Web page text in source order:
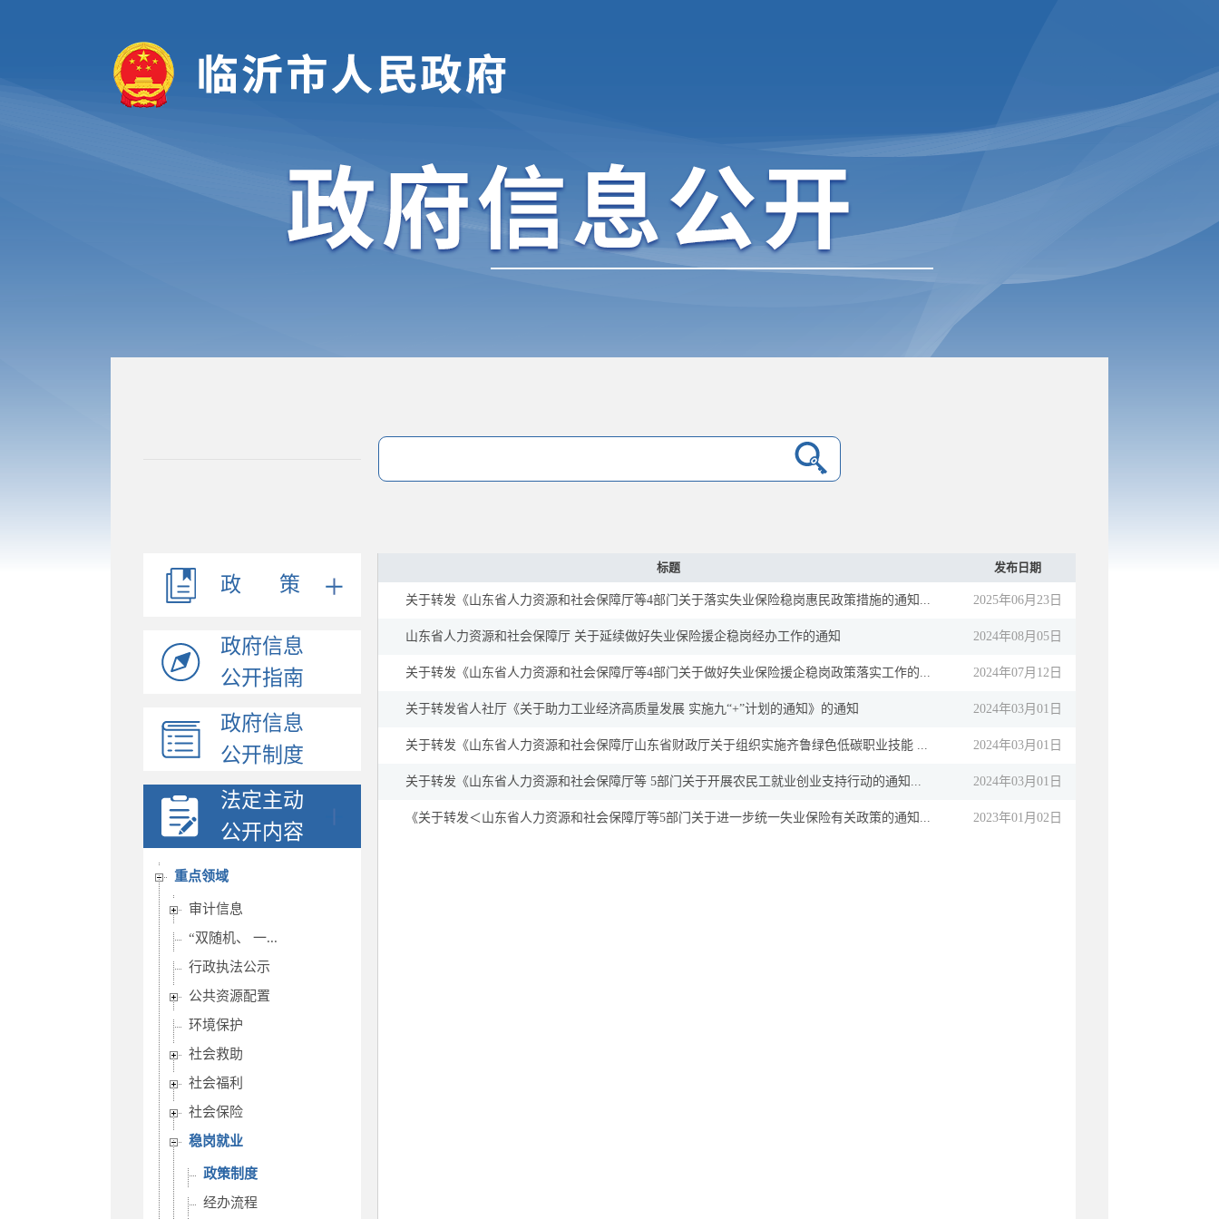
政 策
政府信息
公开指南
政府信息
公开制度
法定主动
公开内容
人事信息
政府工作报告
统计信息
政府采购
价格与收费
行政许可和其他对外管...
行政权力
重要部署执行公开
重点领域
审计信息
“双随机、 一...
行政执法公示
公共资源配置
环境保护
社会救助
社会福利
社会保险
稳岗就业
政策制度
经办流程
标题 发布日期
关于转发《山东省人力资源和社会保障厅等4部门关于落实失业保险稳岗惠民政策措施的通知... 2025年06月23日
山东省人力资源和社会保障厅 关于延续做好失业保险援企稳岗经办工作的通知 2024年08月05日
关于转发《山东省人力资源和社会保障厅等4部门关于做好失业保险援企稳岗政策落实工作的... 2024年07月12日
关于转发省人社厅《关于助力工业经济高质量发展 实施九“+”计划的通知》的通知 2024年03月01日
关于转发《山东省人力资源和社会保障厅山东省财政厅关于组织实施齐鲁绿色低碳职业技能 ... 2024年03月01日
关于转发《山东省人力资源和社会保障厅等 5部门关于开展农民工就业创业支持行动的通知... 2024年03月01日
《关于转发＜山东省人力资源和社会保障厅等5部门关于进一步统一失业保险有关政策的通知... 2023年01月02日